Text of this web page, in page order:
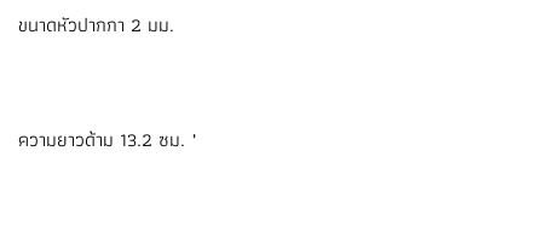
ขนาดหัวปากกา 2 มม.
ความยาวด้าม 13.2 ซม. "